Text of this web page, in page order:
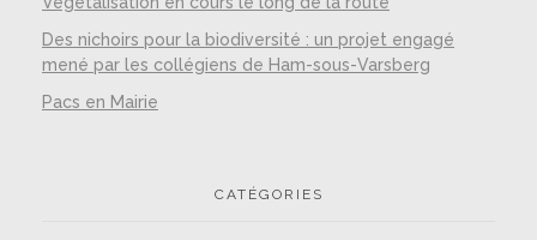
Des nichoirs pour la biodiversité : un projet engagé
mené par les collégiens de Ham-sous-Varsberg
Pacs en Mairie
CATÉGORIES